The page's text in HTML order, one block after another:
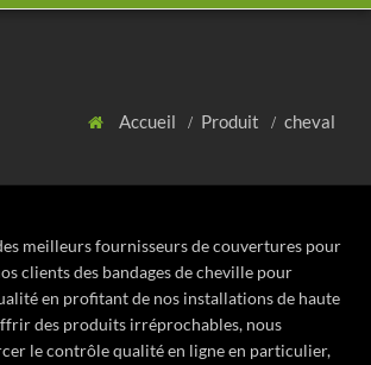
Accueil Produit cheval
meilleurs fournisseurs de couvertures pour
clients des bandages de cheville pour
en profitant de nos installations de haute
des produits irréprochables, nous
le contrôle qualité en ligne en particulier,